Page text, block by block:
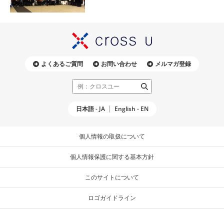
よくあるご質問 お問い合わせ メルマガ登録
日本語 - JA English - EN
個人情報の取扱について
個人情報保護に関する基本方針
このサイトについて
ロゴガイドライン